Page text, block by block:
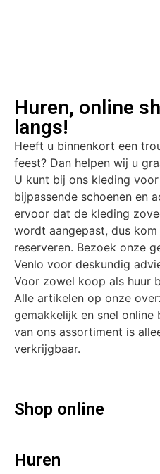
Huren, online
langs!
Heeft u binnenkort een
feest? Dan helpen wij u
U kunt bij ons kleding
bijpassende schoenen en
ervoor dat de kleding
wordt aangepast, dus
reserveren. Bezoek onze
Venlo voor deskundig
Voor zowel koop als huur
Alle artikelen op onze
gemakkelijk en snel online
van ons assortiment is
verkrijgbaar.
Shop online
Huren